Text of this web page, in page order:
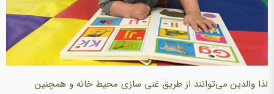
لذا والدین می‌توانند از طریق غنی سازی محیط خانه و همچنین